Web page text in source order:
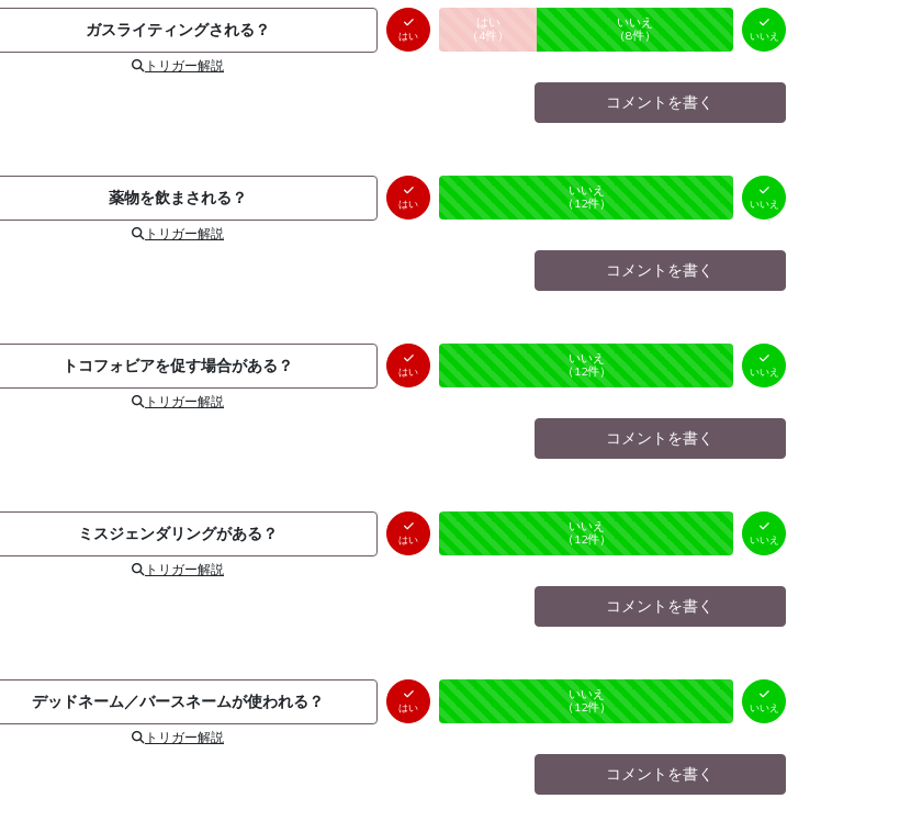
ガスライティングされる？
トリガー解説
はい
はい
（ 4件） 未投票
いいえ
（8件） いいえ
コメントを書く
薬物を飲まされる？
トリガー解説
はい
はい
（0件）
未投票
いいえ
（12件） いいえ
コメントを書く
トコフォビアを促す場合がある？
トリガー解説
はい
はい
（0件）
未投票
いいえ
（12件） いいえ
コメントを書く
ミスジェンダリングがある？
トリガー解説
はい
はい
（0件）
未投票
いいえ
（12件） いいえ
コメントを書く
デッドネーム／バースネームが使われる？
トリガー解説
はい
はい
（0件）
未投票
いいえ
（12件） いいえ
コメントを書く